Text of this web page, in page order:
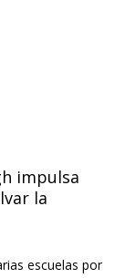
impulsa
la
escuelas por